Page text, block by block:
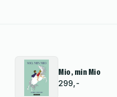
Mio, min Mio
299,-